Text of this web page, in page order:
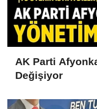
AK Parti
Değişiyor